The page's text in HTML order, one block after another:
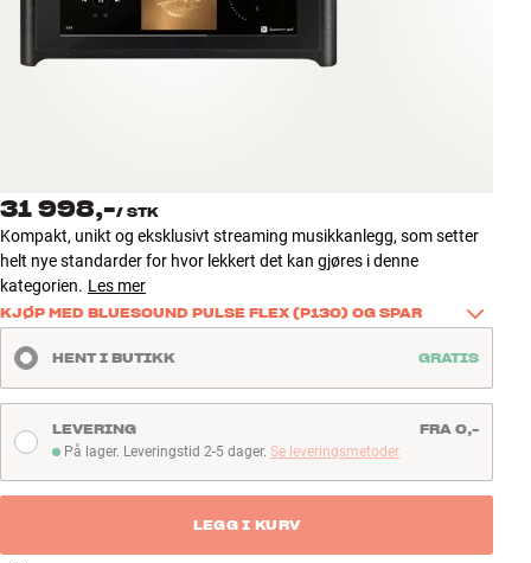
Tilbehør
NYHETER
TILBUD
Finn Butikk
Kundeservice
Logg inn
Bygg med lyd
31 998,-/ STK
Kompakt, unikt og eksklusivt streaming musikkanlegg, som setter
helt nye standarder for hvor lekkert det kan gjøres i denne
kategorien. Les mer
KJØP MED BLUESOUND PULSE FLEX (P130) OG SPAR
Kjøp dette produktet sammen med Bluesound PULSE FLEX (P130),
og få enda mer ut av oppsettet ditt. Legg til én PULSE FLEX og spar
925 kr. til musikk i et ekstra rom – eller velg to og spar 1 850,- til
trådløse bakkanaler og fleksibel multiroom.
Les mer
HENT I BUTIKK GRATIS
På lager. Leveringstid 2-5 dager
På lager. Leveringstid 2-5 dager. Se leveringsmetoder
LEVERING FRA 0,-
LEGG I KURV